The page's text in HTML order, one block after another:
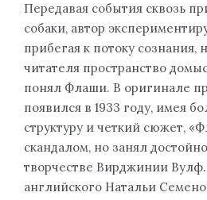
Передавая события сквозь
собаки, автор
прибегая к потоку сознания,
читателя пространство
понял Флаши. В оригинале
появился в 1933 году, имея
структуру и четкий сюжет,
скандалом, но занял
творчестве Вирджинии
английского Натальи